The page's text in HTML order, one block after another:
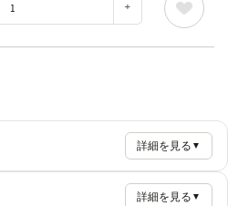
詳細を見る ▼
詳細を見る ▼